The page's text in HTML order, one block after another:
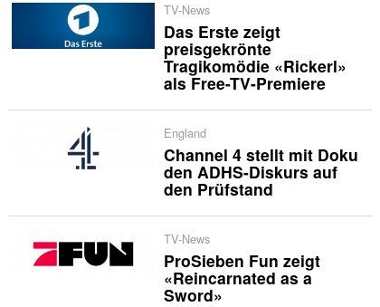
TV-News
Das Erste zeigt
preisgekrönte
Tragikomödie «Rickerl»
als Free-TV-Premiere
England
Channel 4 stellt mit Doku
den ADHS-Diskurs auf
den Prüfstand
TV-News
ProSieben Fun zeigt
«Reincarnated as a
Sword»